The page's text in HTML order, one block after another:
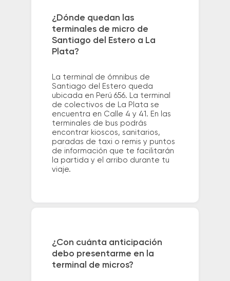
¿Dónde quedan las
terminales de micro de
Santiago del Estero a La
Plata?
La terminal de ómnibus de
Santiago del Estero queda
ubicada en Perú 656. La terminal
de colectivos de La Plata se
encuentra en Calle 4 y 41. En las
terminales de bus podrás
encontrar kioscos, sanitarios,
paradas de taxi o remis y puntos
de información que te facilitarán
la partida y el arribo durante tu
viaje.
¿Con cuánta anticipación
debo presentarme en la
terminal de micros?